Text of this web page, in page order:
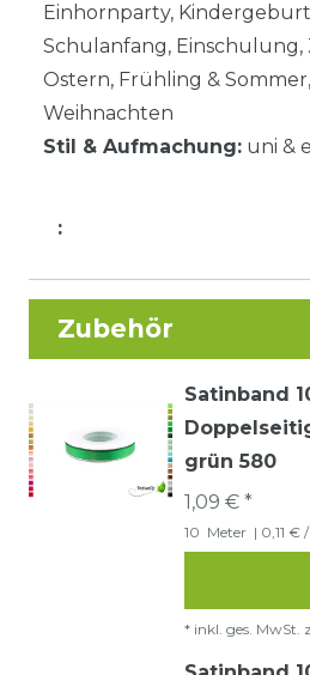
Einhornparty,
Schulanfang,
Ostern, Frühling &
Weihnachten
Stil & Aufmachung: uni &
:
Zubehör
Satinband
grün 580
1,09 € *
10 Meter | 0,11 €
* inkl. ges. MwSt.